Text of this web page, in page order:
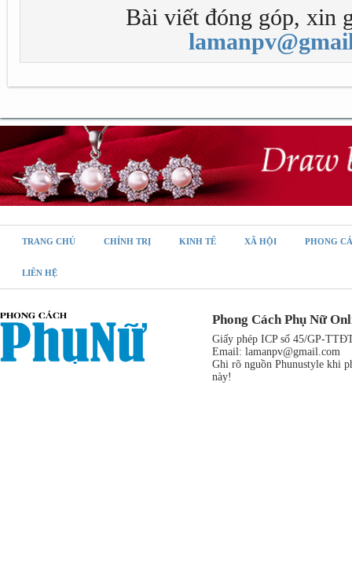
Bài viết đóng góp, xin
TRANG CHỦ CHÍNH TRỊ KINH TẾ XÃ HỘI PHONG
LIÊN HỆ
Phong Cách Phụ Nữ
Giấy phép ICP số 45/GP-
Email: lamanpv@gmail.com
Ghi rõ nguồn Phunustyle khi
này!